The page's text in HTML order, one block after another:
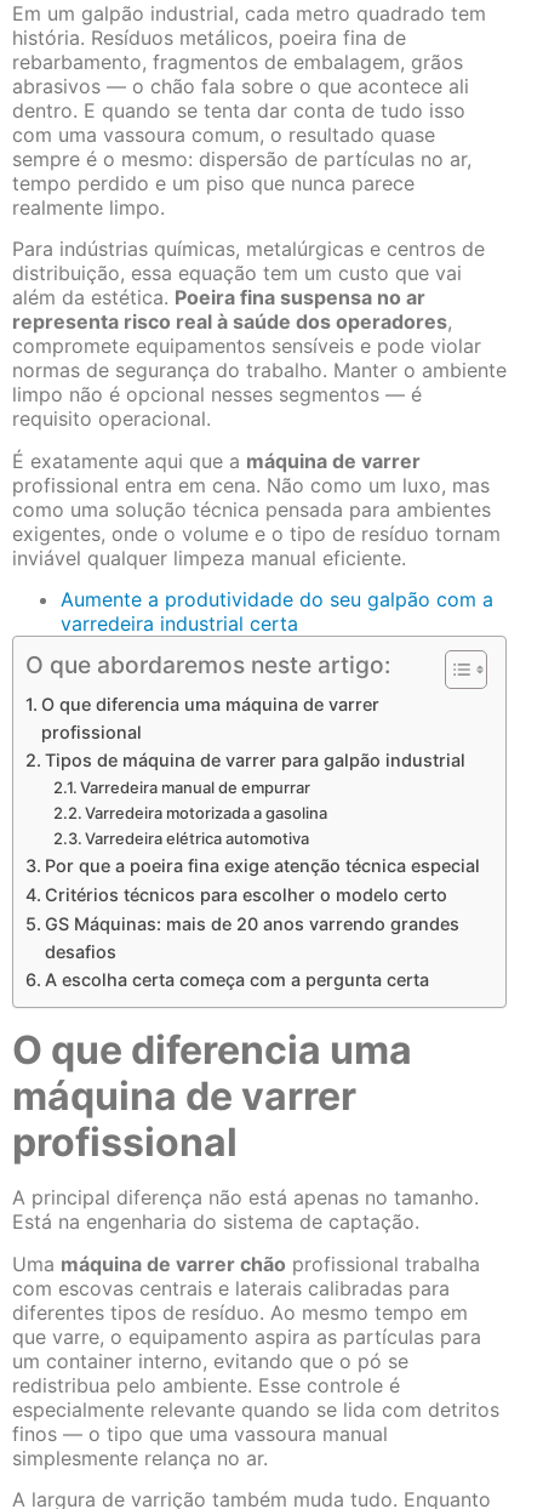
Em um galpão industrial, cada metro quadrado tem
história. Resíduos metálicos, poeira fina de
rebarbamento, fragmentos de embalagem, grãos
abrasivos — o chão fala sobre o que acontece ali
dentro. E quando se tenta dar conta de tudo isso
com uma vassoura comum, o resultado quase
sempre é o mesmo: dispersão de partículas no ar,
tempo perdido e um piso que nunca parece
realmente limpo.
Para indústrias químicas, metalúrgicas e centros de
distribuição, essa equação tem um custo que vai
além da estética. Poeira fina suspensa no ar
representa risco real à saúde dos operadores,
compromete equipamentos sensíveis e pode violar
normas de segurança do trabalho. Manter o ambiente
limpo não é opcional nesses segmentos — é
requisito operacional.
É exatamente aqui que a máquina de varrer
profissional entra em cena. Não como um luxo, mas
como uma solução técnica pensada para ambientes
exigentes, onde o volume e o tipo de resíduo tornam
inviável qualquer limpeza manual eficiente.
Aumente a produtividade do seu galpão com a
varredeira industrial certa
O que abordaremos neste artigo:
O que diferencia uma máquina de varrer
profissional
Tipos de máquina de varrer para galpão industrial
Varredeira manual de empurrar
Varredeira motorizada a gasolina
Varredeira elétrica automotiva
Por que a poeira fina exige atenção técnica especial
Critérios técnicos para escolher o modelo certo
GS Máquinas: mais de 20 anos varrendo grandes
desafios
A escolha certa começa com a pergunta certa
O que diferencia uma
máquina de varrer
profissional
A principal diferença não está apenas no tamanho.
Está na engenharia do sistema de captação.
Uma máquina de varrer chão profissional trabalha
com escovas centrais e laterais calibradas para
diferentes tipos de resíduo. Ao mesmo tempo em
que varre, o equipamento aspira as partículas para
um container interno, evitando que o pó se
redistribua pelo ambiente. Esse controle é
especialmente relevante quando se lida com detritos
finos — o tipo que uma vassoura manual
simplesmente relança no ar.
A largura de varrição também muda tudo. Enquanto